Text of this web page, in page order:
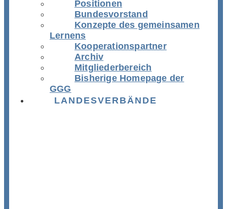
Positionen
Bundesvorstand
Konzepte des gemeinsamen
Lernens
Kooperationspartner
Archiv
Mitgliederbereich
Bisherige Homepage der
GGG
LANDESVERBÄNDE